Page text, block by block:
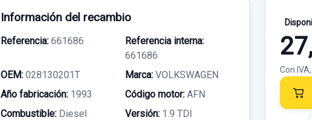
Información del recambio
Referencia: 661686
Referencia interna:
661686
OEM: 028130201T Marca: VOLKSWAGEN
Año fabricación: 1993 Código motor: AFN
Combustible: Diesel Versión: 1.9 TDI
Con